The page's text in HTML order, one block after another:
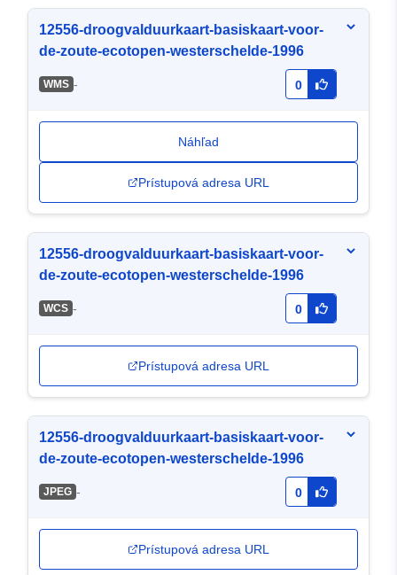
12556-droogvalduurkaart-basiskaart-voor-
de-zoute-ecotopen-westerschelde-1996
WMS - 0
Náhľad
Prístupová adresa URL
12556-droogvalduurkaart-basiskaart-voor-
de-zoute-ecotopen-westerschelde-1996
WCS - 0
Prístupová adresa URL
12556-droogvalduurkaart-basiskaart-voor-
de-zoute-ecotopen-westerschelde-1996
JPEG - 0
Prístupová adresa URL